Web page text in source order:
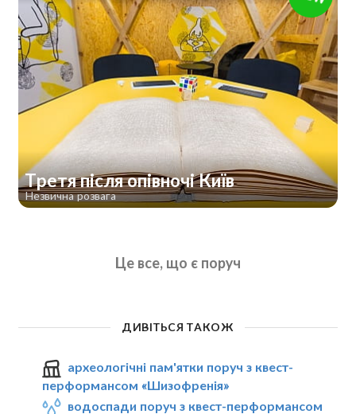
Третя після опівночі Київ
Незвична розвага
Це все, що є поруч
ДИВІТЬСЯ ТАКОЖ
археологічні пам'ятки поруч з квест-
перформансом «Шизофренія»
водоспади поруч з квест-перформансом